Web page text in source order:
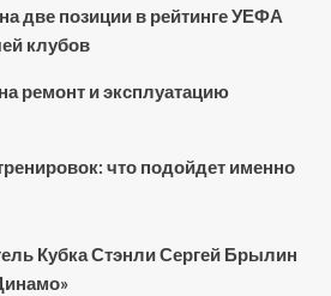
две позиции в рейтинге УЕФА
клубов
ремонт и эксплуатацию
что подойдет именно
Кубка Стэнли Сергей Брылин